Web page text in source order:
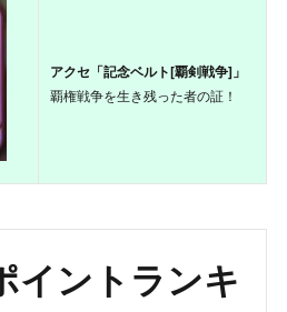
「覇剣に臨む者」
ーナス回復薬 1
ド
の欠片
ルド 10000
アクセ「記念ベルト[覇剣戦争]」
覇権戦争を生き残った者の証！
イントランキ